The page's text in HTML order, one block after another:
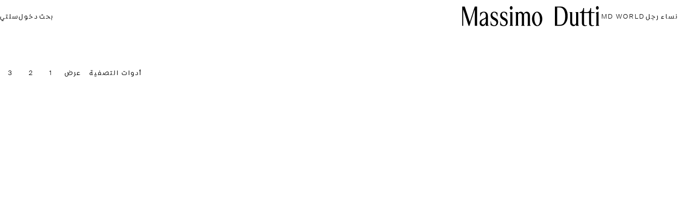
نساء رجل MD WORLD بحث دخولسلتي
أدوات التصفية عرض 1
2
3